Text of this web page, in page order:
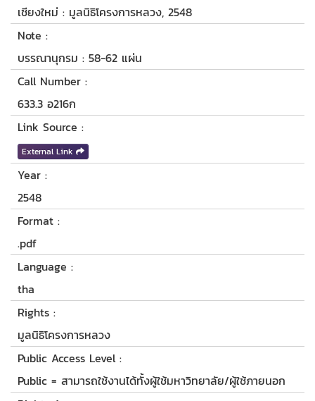
เชียงใหม่ : มูลนิธิโครงการหลวง, 2548
Note :
บรรณานุกรม : 58-62 แผ่น
Call Number :
633.3 อ216ก
Link Source :
External Link
Year :
2548
Format :
.pdf
Language :
tha
Rights :
มูลนิธิโครงการหลวง
Public Access Level :
Public = สามารถใช้งานได้ทั้งผู้ใช้มหาวิทยาลัย/ผู้ใช้ภายนอก